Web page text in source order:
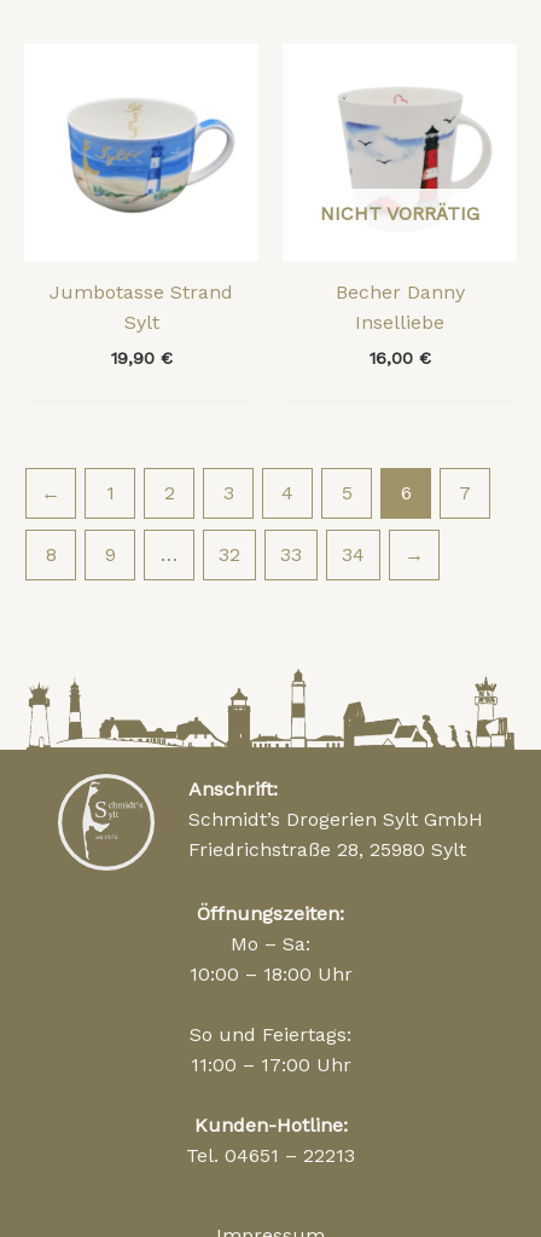
Jumbotasse Strand
Sylt
19,90 €
NICHT VORRÄTIG
Becher Danny
Inselliebe
16,00 €
← 1 2 3 4 5 6 7
8 9 … 32 33 34 →
Anschrift:
Schmidt’s Drogerien Sylt GmbH
Friedrichstraße 28, 25980 Sylt
Öffnungszeiten:
Mo – Sa:
10:00 – 18:00 Uhr
So und Feiertags:
11:00 – 17:00 Uhr
Kunden-Hotline:
Tel. 04651 – 22213